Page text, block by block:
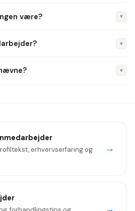
være? ▼
▼
▼
erhvervserfaring og
→